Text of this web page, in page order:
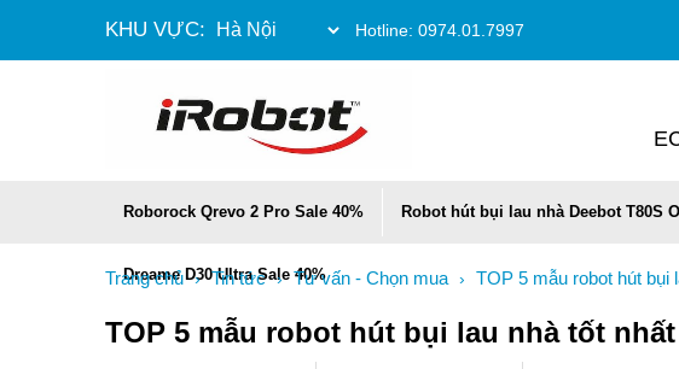
KHU VỰC: Hotline: 0974.01.7997
Roborock Qrevo 2 Pro Sale 40% Robot hút bụi lau nhà Deebot T80S
Dreame D30 Ultra Sale 40%
Trang chủ › Tin tức › Tư vấn - Chọn mua › TOP 5 mẫu robot hút bụi
TOP 5 mẫu robot hút bụi lau nhà tốt nhất